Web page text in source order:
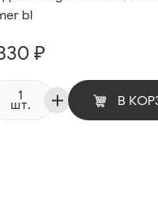
bl
₽
шт. В